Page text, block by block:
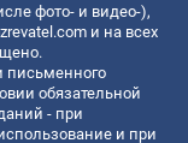
фото- и видео-),
и на всех
письменного
обязательной
- при
и при